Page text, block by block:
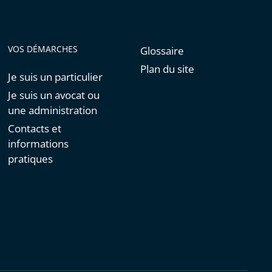
VOS DÉMARCHES
Je suis un particulier
Je suis un avocat ou
une administration
Contacts et
informations
pratiques
Glossaire
Plan du site